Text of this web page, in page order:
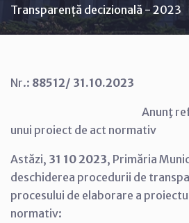
Transparență decizională - 2023
Nr.: 88512/ 31.10.2023
Anunţ referitor la
unui proiect de act normativ
Astăzi, 31 10 2023, Primăria
deschiderea procedurii de
procesului de elaborare a
normativ: